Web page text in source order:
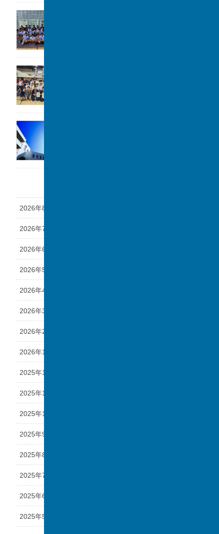
2026年8月
2026年7月
2026年6月
2026年5月
2026年4月
2026年3月
2026年2月
2026年1月
2025年12月
2025年11月
2025年10月
2025年9月
2025年8月
2025年7月
2025年6月
2025年5月